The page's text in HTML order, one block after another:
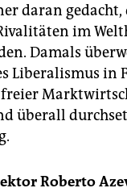
daran gedacht,
im
Damals
Liberalismus in
überall
Roberto